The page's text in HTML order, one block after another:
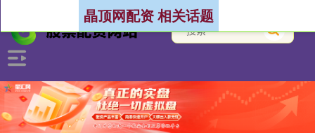
晶顶网配资 相关话题